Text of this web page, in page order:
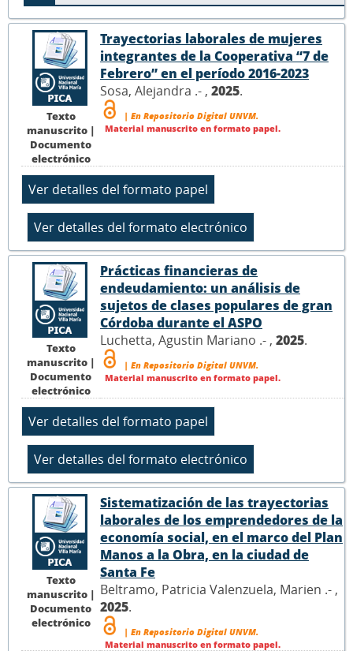
Texto
manuscrito |
Documento
electrónico
Trayectorias laborales de mujeres
integrantes de la Cooperativa “7 de
Febrero” en el período 2016-2023
Sosa, Alejandra .- , 2025.
| En Repositorio Digital UNVM.
Material manuscrito en formato papel.
Texto
manuscrito |
Documento
electrónico
Prácticas financieras de
endeudamiento: un análisis de
sujetos de clases populares de gran
Córdoba durante el ASPO
Luchetta, Agustin Mariano .- , 2025.
| En Repositorio Digital UNVM.
Material manuscrito en formato papel.
Texto
manuscrito |
Documento
electrónico
Sistematización de las trayectorias
laborales de los emprendedores de la
economía social, en el marco del Plan
Manos a la Obra, en la ciudad de
Santa Fe
Beltramo, Patricia Valenzuela, Marien .- ,
2025.
| En Repositorio Digital UNVM.
Material manuscrito en formato papel.